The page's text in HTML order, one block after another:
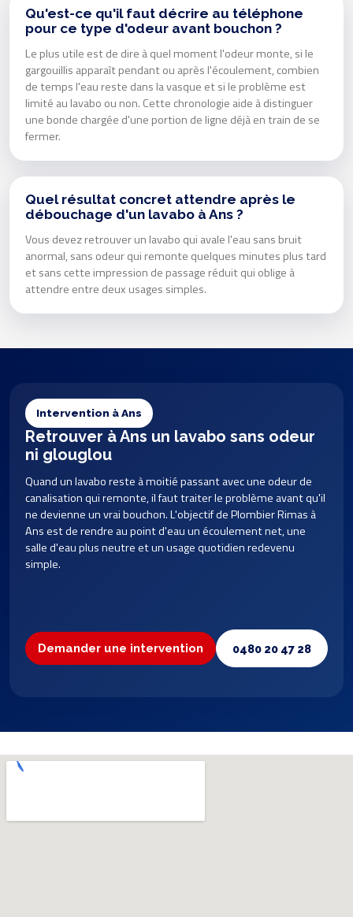
Qu'est-ce qu'il faut décrire au téléphone
pour ce type d'odeur avant bouchon ?
Le plus utile est de dire à quel moment l'odeur monte, si le
gargouillis apparaît pendant ou après l'écoulement, combien
de temps l'eau reste dans la vasque et si le problème est
limité au lavabo ou non. Cette chronologie aide à distinguer
une bonde chargée d'une portion de ligne déjà en train de se
fermer.
Quel résultat concret attendre après le
débouchage d'un lavabo à Ans ?
Vous devez retrouver un lavabo qui avale l'eau sans bruit
anormal, sans odeur qui remonte quelques minutes plus tard
et sans cette impression de passage réduit qui oblige à
attendre entre deux usages simples.
Intervention à Ans
Retrouver à Ans un lavabo sans odeur
ni glouglou
Quand un lavabo reste à moitié passant avec une odeur de
canalisation qui remonte, il faut traiter le problème avant qu'il
ne devienne un vrai bouchon. L'objectif de Plombier Rimas à
Ans est de rendre au point d'eau un écoulement net, une
salle d'eau plus neutre et un usage quotidien redevenu
simple.
Demander une intervention 0480 20 47 28